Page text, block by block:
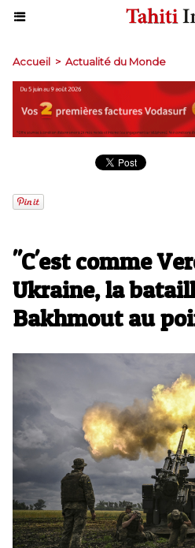
Accueil > Actualité du Monde
"C'est comme
Ukraine, la
Bakhmout au